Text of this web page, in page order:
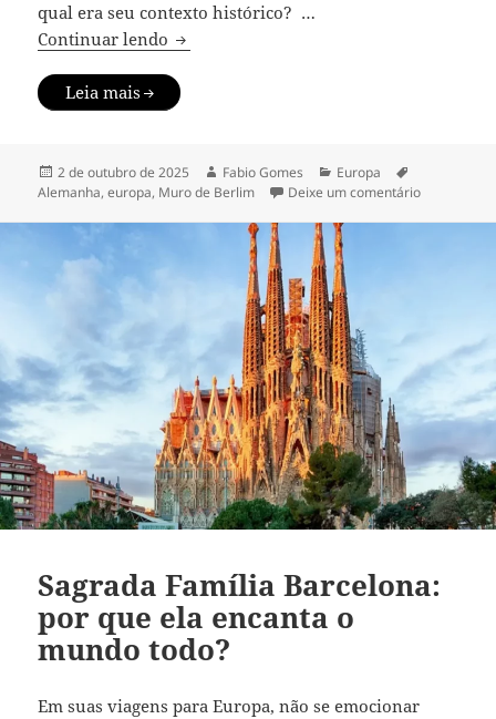
qual era seu contexto histórico? …
Continuar lendo Muro de Berlim: o que visitar no marco
Leia mais
Publicado
em
2 de outubro de 2025 Autor
Fabio Gomes Categorias
Europa
Alemanha,europa, Muro de Berlim Deixe um comentárioem Muro
Sagrada Família Barcelona:
por que ela encanta o
mundo todo?
Em suas viagens para Europa, não se emocionar